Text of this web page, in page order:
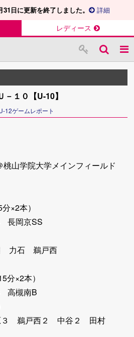
日に更新を終了しました。 詳細
レディース
１０【U-10】
12ゲームレポート
山学院大学メインフィールド
×2本）
岡京SS
力石 鵜戸西
×2本）
槻南B
鵜戸西２ 中谷２ 田村